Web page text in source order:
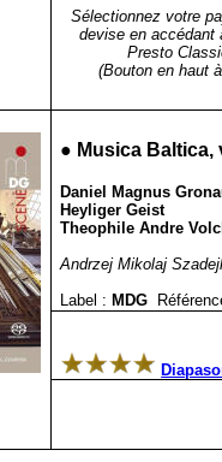
Sélectionnez votre
devise en accédant
Presto
(Bouton en haut
● Musica Baltica,
Daniel Magnus
Heyliger Geist
Theophile Andre
Andrzej Mikolaj
Label : MDG